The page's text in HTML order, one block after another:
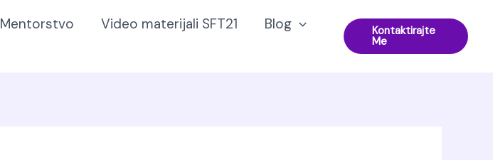
Mentorstvo Video materijali SFT21
Blog
Kontaktirajte
Me